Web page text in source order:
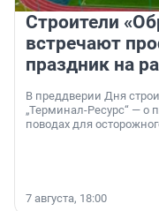
Строители
встречают
праздник на
В преддверии Дня
„Терминал-Ресурс“ — о
поводах для
7 августа, 18:00